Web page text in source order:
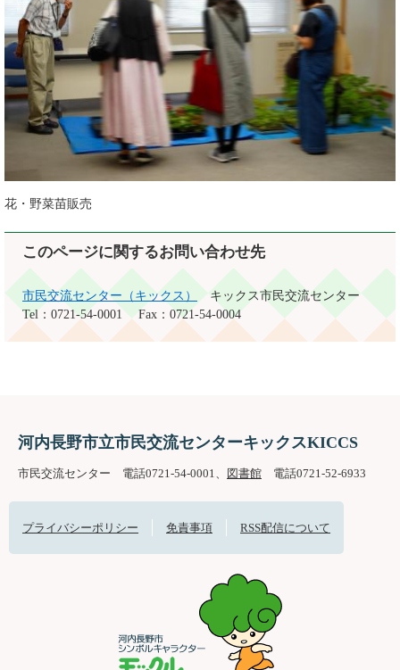
花・野菜苗販売
このページに関するお問い合わせ先
市民交流センター（キックス）
キックス市民交流センター
Tel：0721-54-0001
Fax：0721-54-0004
河内長野市立市民交流センターキックスKICCS
市民交流センター 電話0721-54-0001、 図書館 電話0721-52-6933
プライバシーポリシー 免責事項 RSS配信について